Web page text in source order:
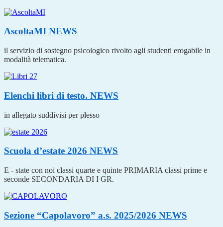
AscoltaMI NEWS
il servizio di sostegno psicologico rivolto agli studenti erogabile in
modalità telematica.
Elenchi libri di testo. NEWS
in allegato suddivisi per plesso
Scuola d’estate 2026 NEWS
E - state con noi classi quarte e quinte PRIMARIA classi prime e
seconde SECONDARIA DI I GR.
Sezione “Capolavoro” a.s. 2025/2026 NEWS